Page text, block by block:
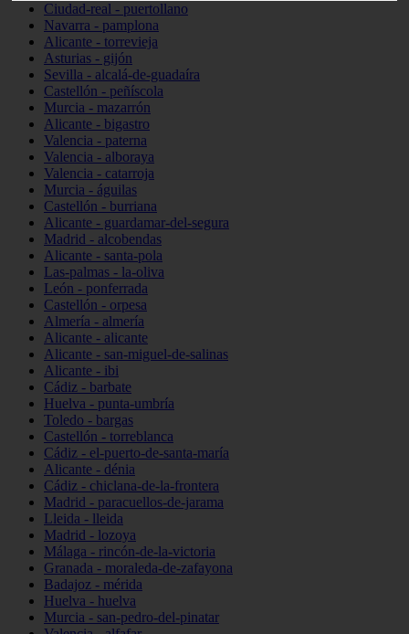
Ciudad-real - puertollano
Navarra - pamplona
Alicante - torrevieja
Asturias - gijón
Sevilla - alcalá-de-guadaíra
Castellón - peñíscola
Murcia - mazarrón
Alicante - bigastro
Valencia - paterna
Valencia - alboraya
Valencia - catarroja
Murcia - águilas
Castellón - burriana
Alicante - guardamar-del-segura
Madrid - alcobendas
Alicante - santa-pola
Las-palmas - la-oliva
León - ponferrada
Castellón - orpesa
Almería - almería
Alicante - alicante
Alicante - san-miguel-de-salinas
Alicante - ibi
Cádiz - barbate
Huelva - punta-umbría
Toledo - bargas
Castellón - torreblanca
Cádiz - el-puerto-de-santa-maría
Alicante - dénia
Cádiz - chiclana-de-la-frontera
Madrid - paracuellos-de-jarama
Lleida - lleida
Madrid - lozoya
Málaga - rincón-de-la-victoria
Granada - moraleda-de-zafayona
Badajoz - mérida
Huelva - huelva
Murcia - san-pedro-del-pinatar